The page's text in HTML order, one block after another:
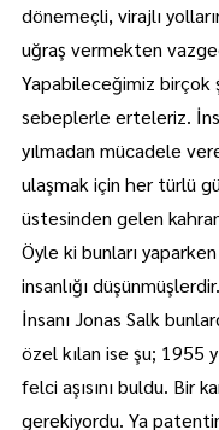
dönemeçli, virajlı
uğraş vermekten
Yapabileceğimiz birçok
sebeplerle erteleriz.
yılmadan mücadele
ulaşmak için her türlü
üstesinden gelen
Öyle ki bunları
insanlığı
İnsanı Jonas Salk
özel kılan ise şu; 1955
felci aşısını buldu. Bir
gerekiyordu. Ya